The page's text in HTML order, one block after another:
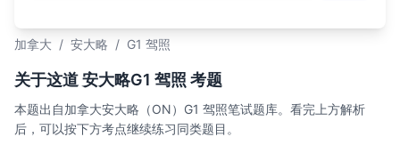
加拿大 / 安大略 / G1 驾照
关于这道 安大略G1 驾照 考题
本题出自加拿大安大略（ON）G1 驾照笔试题库。看完上方解析
后，可以按下方考点继续练习同类题目。